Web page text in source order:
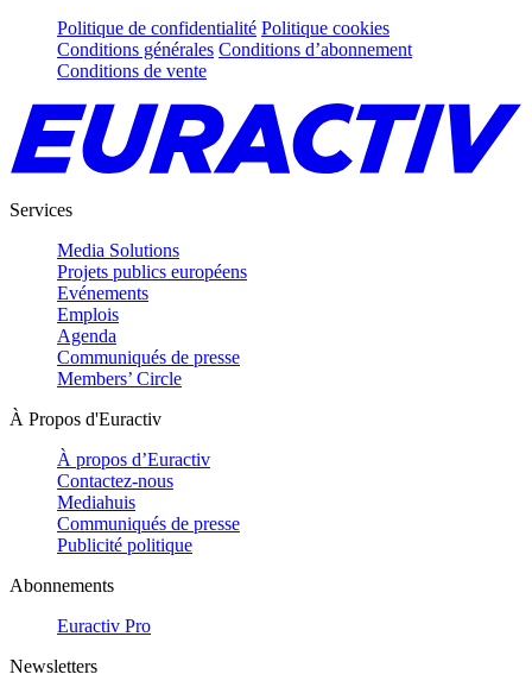
Politique de confidentialité Politique cookies
Conditions générales Conditions d’abonnement
Conditions de vente
Services
Media Solutions
Projets publics européens
Evénements
Emplois
Agenda
Communiqués de presse
Members’ Circle
À Propos d'Euractiv
À propos d’Euractiv
Contactez-nous
Mediahuis
Communiqués de presse
Publicité politique
Abonnements
Euractiv Pro
Newsletters